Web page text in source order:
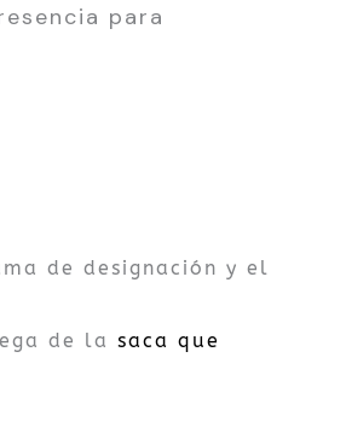
para
de designación y el
de la saca que